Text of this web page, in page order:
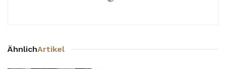
ÄhnlichArtikel